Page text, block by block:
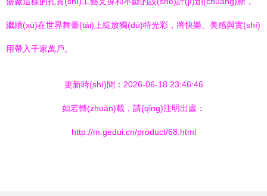
繼續(xù)在世界舞臺(tái)上綻放獨(dú)特光彩，將快樂、美感與實(shí)
用帶入千家萬戶。
更新時(shí)間：2026-06-18 23:46:46
如若轉(zhuǎn)載，請(qǐng)注明出處：
http://m.gedui.cn/product/68.html